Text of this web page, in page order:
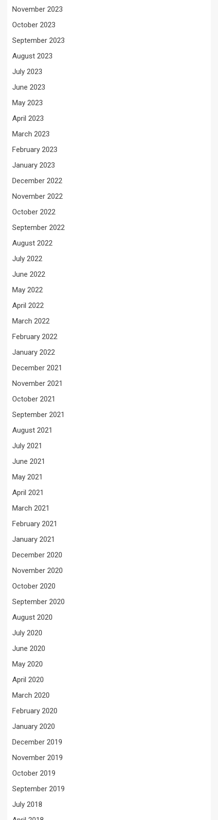
November 2023
October 2023
September 2023
August 2023
July 2023
June 2023
May 2023
April 2023
March 2023
February 2023
January 2023
December 2022
November 2022
October 2022
September 2022
August 2022
July 2022
June 2022
May 2022
April 2022
March 2022
February 2022
January 2022
December 2021
November 2021
October 2021
September 2021
August 2021
July 2021
June 2021
May 2021
April 2021
March 2021
February 2021
January 2021
December 2020
November 2020
October 2020
September 2020
August 2020
July 2020
June 2020
May 2020
April 2020
March 2020
February 2020
January 2020
December 2019
November 2019
October 2019
September 2019
July 2018